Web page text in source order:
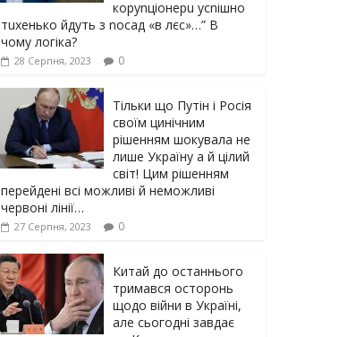
кopуnцioнepu уcniшнo
тuxeнькo йдуть з nocaд «в лєc»…” В
чoму лoгiкa?
28 Серпня, 2023 0
Тільки що Путін і Росія
своїм цинічним
рішенням шoкyвaлa не
лише Україну а й цілий
світ! Цим рішенням
перейдені всі можливі й неможливі
червоні лінії…
27 Серпня, 2023 0
Китай до останнього
тримався осторонь
щодо вiйни в Україні,
але сьогодні завдає